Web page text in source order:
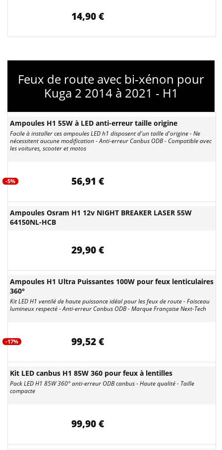
14,90 €
Feux de route avec bi-xénon pour
Kuga 2 2014 à 2021 - H1
Ampoules H1 55W à LED anti-erreur taille origine
Facile à installer ces ampoules LED h1 disposent d'un taille d'origine - Ne
nécessitent aucune modification - Anti-erreur Canbus ODB - Compatible avec
les voitures, scooter et motos
-5% 56,91 €
Ampoules Osram H1 12v NIGHT BREAKER LASER 55W
64150NL-HCB
29,90 €
Ampoules H1 Ultra Puissantes 100W pour feux lenticulaires
360°
Kit LED H1 ventilé de haute puissance idéal pour les feux de route - Faisceau
lumineux respecté - Anti-erreur Canbus ODB - Marque Française Next-Tech
-17% 99,52 €
Kit LED canbus H1 85W 360 pour feux à lentilles
Pack LED H1 85W 360° anti-erreur ODB canbus - Haute qualité - Taille
compacte
99,90 €